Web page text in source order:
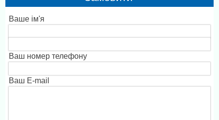
Ваше ім'я
Ваш номер телефону
Ваш E-mail